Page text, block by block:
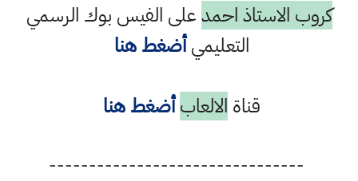
كروب الاستاذ احمدعلى الفيس بوك الرسمي
التعليميأضغط هنا
قناة الالعاب أضغط هنا
--------------------------------